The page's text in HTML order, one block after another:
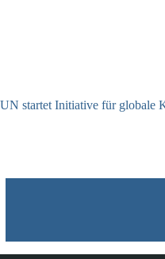
UN startet Initiative für globale